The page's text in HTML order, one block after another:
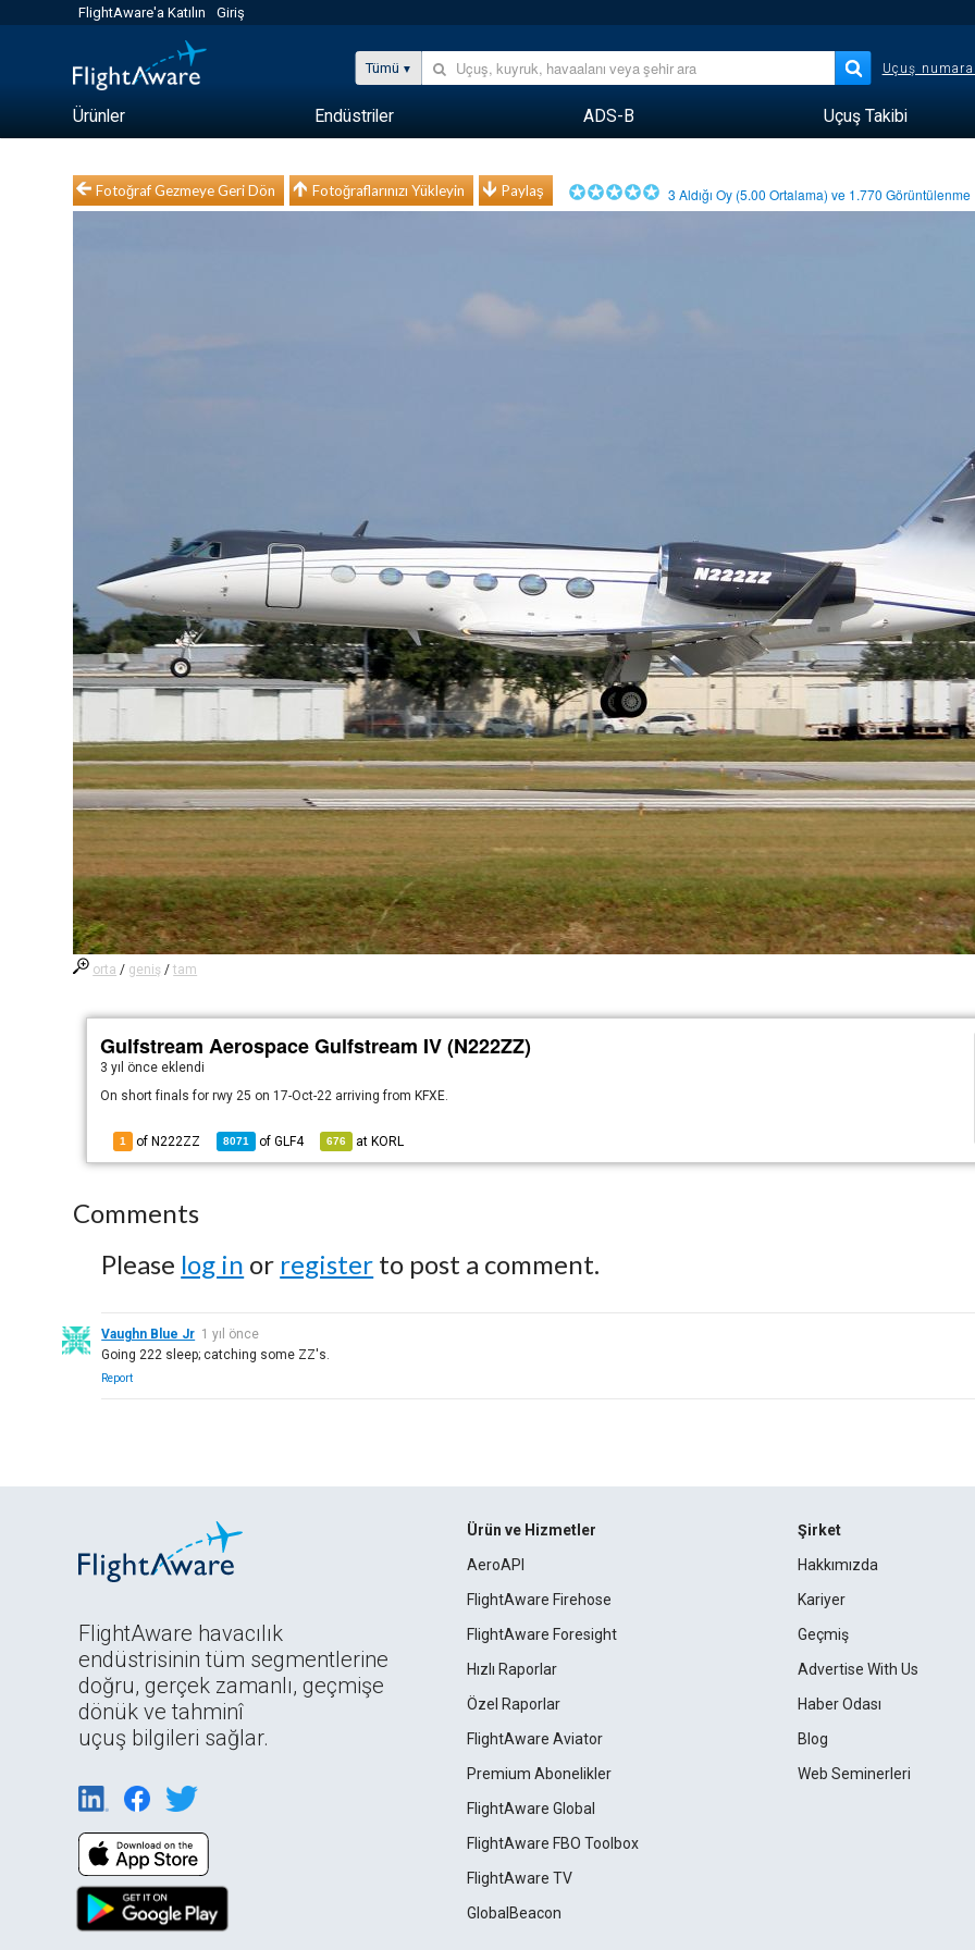
FlightAware'a Katılın Giriş
Tümü Uçuş
Ürünler Endüstriler ADS-B Uçuş Takibi
Fotoğraf Gezmeye Geri Dön Fotoğraflarınızı Yükleyin Paylaş 3 Aldığı Oy (5.00 Ortalama) ve 1.770
orta / geniş /tam
Gulfstream Aerospace Gulfstream IV (N222ZZ)
3 yıl önce eklendi
On short finals for rwy 25 on 17-Oct-22 arriving from KFXE.
1 of N222ZZ 8071 ofGLF4 676 at KORL
Comments
Please log in or register to post a comment.
Vaughn Blue Jr 1 yıl önce
Going 222 sleep; catching some ZZ's.
Report
FlightAware havacılık
endüstrisinin tüm segmentlerine
doğru, gerçek zamanlı, geçmişe
dönük ve tahminî
uçuş bilgileri sağlar.
Ürün ve Hizmetler
AeroAPI
FlightAware Firehose
FlightAware Foresight
Hızlı Raporlar
Özel Raporlar
FlightAware Aviator
Premium Abonelikler
FlightAware Global
FlightAware FBO Toolbox
FlightAware TV
GlobalBeacon
Şirket
Hakkımızda
Kariyer
Geçmiş
Advertise With Us
Haber Odası
Blog
Web Seminerleri